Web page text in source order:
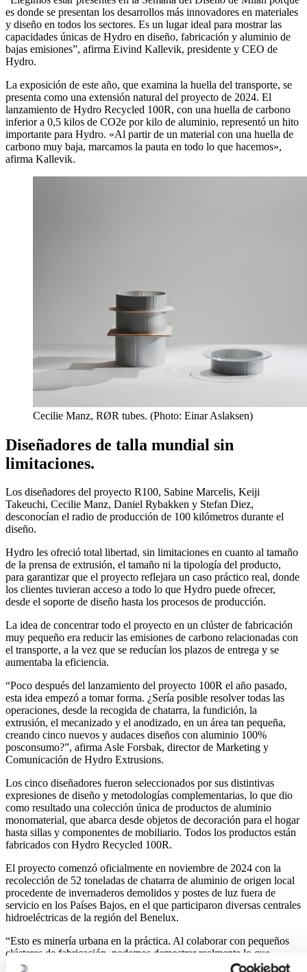
es donde se presentan los desarrollos más innovadores en materiales
y diseño en todos los sectores. Es un lugar ideal para mostrar las
capacidades únicas de Hydro en diseño, fabricación y aluminio de
bajas emisiones”, afirma Eivind Kallevik, presidente y CEO de
Hydro.
La exposición de este año, que examina la huella del transporte, se
presenta como una extensión natural del proyecto de 2024. El
lanzamiento de Hydro Recycled 100R, con una huella de carbono
inferior a 0,5 kilos de CO2e por kilo de aluminio, representó un hito
importante para Hydro. «Al partir de un material con una huella de
carbono muy baja, marcamos la pauta en todo lo que hacemos»,
afirma Kallevik.
Cecilie Manz, RØR tubes. (Photo: Einar Aslaksen)
Diseñadores de talla mundial sin
limitaciones.
Los diseñadores del proyecto R100, Sabine Marcelis, Keiji
Takeuchi, Cecilie Manz, Daniel Rybakken y Stefan Diez,
desconocían el radio de producción de 100 kilómetros durante el
diseño.
Hydro les ofreció total libertad, sin limitaciones en cuanto al tamaño
de la prensa de extrusión, el tamaño ni la tipología del producto,
para garantizar que el proyecto reflejara un caso práctico real, donde
los clientes tuvieran acceso a todo lo que Hydro puede ofrecer,
desde el soporte de diseño hasta los procesos de producción.
La idea de concentrar todo el proyecto en un clúster de fabricación
muy pequeño era reducir las emisiones de carbono relacionadas con
el transporte, a la vez que se reducían los plazos de entrega y se
aumentaba la eficiencia.
“Poco después del lanzamiento del proyecto 100R el año pasado,
esta idea empezó a tomar forma. ¿Sería posible resolver todas las
operaciones, desde la recogida de chatarra, la fundición, la
extrusión, el mecanizado y el anodizado, en un área tan pequeña,
creando cinco nuevos y audaces diseños con aluminio 100%
posconsumo?”, afirma Asle Forsbak, director de Marketing y
Comunicación de Hydro Extrusions.
Los cinco diseñadores fueron seleccionados por sus distintivas
expresiones de diseño y metodologías complementarias, lo que dio
como resultado una colección única de productos de aluminio
monomaterial, que abarca desde objetos de decoración para el hogar
hasta sillas y componentes de mobiliario. Todos los productos están
fabricados con Hydro Recycled 100R.
El proyecto comenzó oficialmente en noviembre de 2024 con la
recolección de 52 toneladas de chatarra de aluminio de origen local
procedente de invernaderos demolidos y postes de luz fuera de
servicio en los Países Bajos, en el que participaron diversas centrales
hidroeléctricas de la región del Benelux.
“Esto es minería urbana en la práctica. Al colaborar con pequeños
clústeres de fabricación, podemos demostrar realmente lo que
entendemos por transparencia radical. Compartimos las rutas de